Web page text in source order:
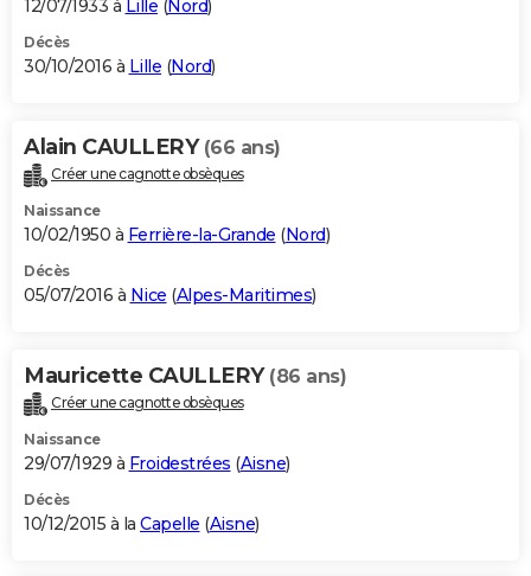
12/07/1933 à Lille (Nord)
Décès
30/10/2016 à Lille (Nord)
Alain CAULLERY (66 ans)
Créer une cagnotte obsèques
Naissance
10/02/1950 à Ferrière-la-Grande (Nord)
Décès
05/07/2016 à Nice (Alpes-Maritimes)
Mauricette CAULLERY (86 ans)
Créer une cagnotte obsèques
Naissance
29/07/1929 à Froidestrées (Aisne)
Décès
10/12/2015 à la Capelle (Aisne)